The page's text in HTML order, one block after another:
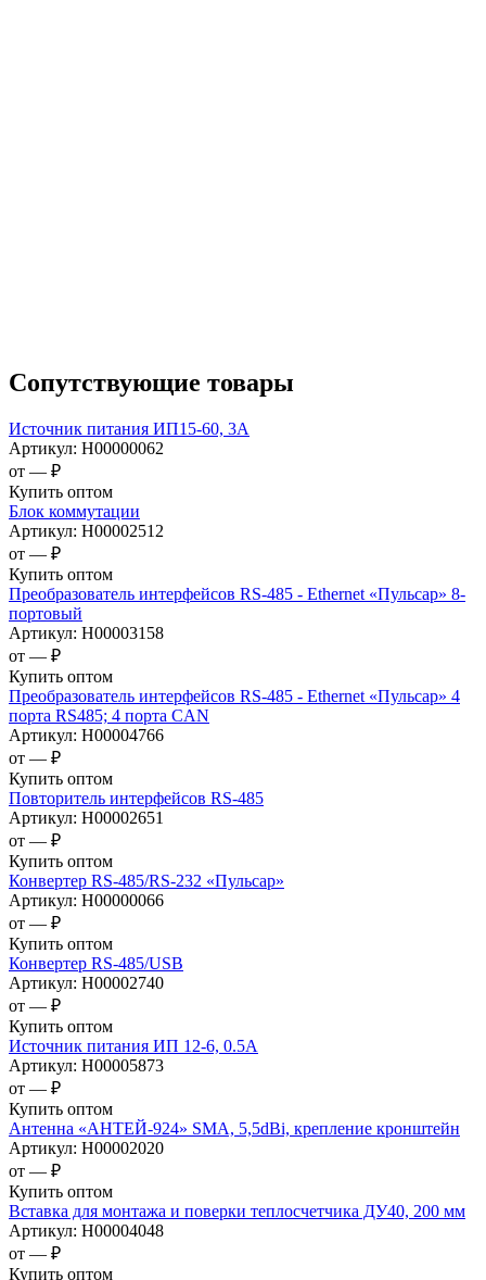
Сопутствующие товары
Источник питания ИП15-60, 3А
Артикул: Н00000062
от — ₽
Купить оптом
Блок коммутации
Артикул: Н00002512
от — ₽
Купить оптом
Преобразователь интерфейсов RS-485 - Ethernet «Пульсар» 8-
портовый
Артикул: Н00003158
от — ₽
Купить оптом
Преобразователь интерфейсов RS-485 - Ethernet «Пульсар» 4
порта RS485; 4 порта CAN
Артикул: Н00004766
от — ₽
Купить оптом
Повторитель интерфейсов RS-485
Артикул: Н00002651
от — ₽
Купить оптом
Конвертер RS-485/RS-232 «Пульсар»
Артикул: Н00000066
от — ₽
Купить оптом
Конвертер RS-485/USB
Артикул: Н00002740
от — ₽
Купить оптом
Источник питания ИП 12-6, 0.5А
Артикул: Н00005873
от — ₽
Купить оптом
Антенна «АНТЕЙ-924» SMA, 5,5dBi, крепление кронштейн
Артикул: Н00002020
от — ₽
Купить оптом
Вставка для монтажа и поверки теплосчетчика ДУ40, 200 мм
Артикул: Н00004048
от — ₽
Купить оптом